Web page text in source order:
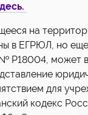
на
в ЕГРЮЛ, но
Р18004, может
для
кодекс